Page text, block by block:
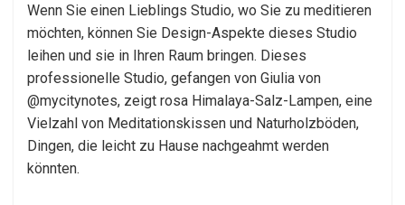
Wenn Sie einen Lieblings Studio, wo Sie zu meditieren
möchten, können Sie Design-Aspekte dieses Studio
leihen und sie in Ihren Raum bringen. Dieses
professionelle Studio, gefangen von Giulia von
@mycitynotes, zeigt rosa Himalaya-Salz-Lampen, eine
Vielzahl von Meditationskissen und Naturholzböden,
Dingen, die leicht zu Hause nachgeahmt werden
könnten.